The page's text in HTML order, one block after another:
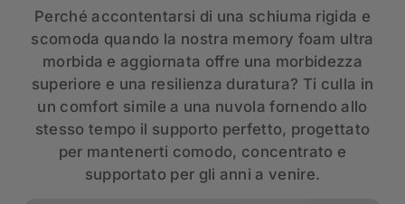
Perché accontentarsi di una schiuma rigida e
scomoda quando la nostra memory foam ultra
morbida e aggiornata offre una morbidezza
superiore e una resilienza duratura? Ti culla in
un comfort simile a una nuvola fornendo allo
stesso tempo il supporto perfetto, progettato
per mantenerti comodo, concentrato e
supportato per gli anni a venire.